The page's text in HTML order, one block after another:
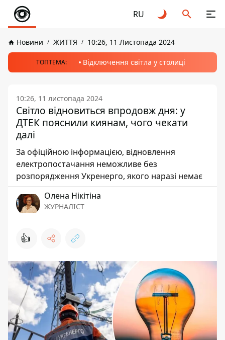
RU
Новини ЖИТТЯ 10:26, 11 Листопада 2024
ТОПТЕМА: Відключення світла у столиці
10:26, 11 листопада 2024
Світло відновиться впродовж дня: у
ДТЕК пояснили киянам, чого чекати
далі
За офіційною інформацією, відновлення
електропостачання неможливе без
розпорядження Укренерго, якого наразі немає
Олена Нікітіна
ЖУРНАЛІСТ
👍